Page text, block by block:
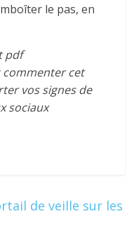
le pas, en
pdf
cet
vos signes de
sociaux
de veille sur les